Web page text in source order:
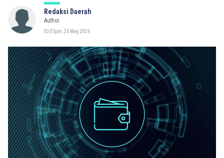
Redaksi Daerah
Author
03:05pm, 26 May, 2026